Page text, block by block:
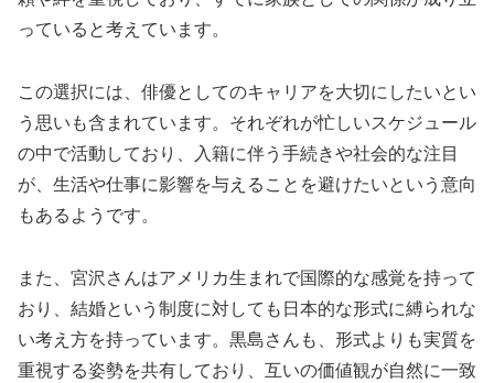
っていると考えています。
この選択には、俳優としてのキャリアを大切にしたいとい
う思いも含まれています。それぞれが忙しいスケジュール
の中で活動しており、入籍に伴う手続きや社会的な注目
が、生活や仕事に影響を与えることを避けたいという意向
もあるようです。
また、宮沢さんはアメリカ生まれで国際的な感覚を持って
おり、結婚という制度に対しても日本的な形式に縛られな
い考え方を持っています。黒島さんも、形式よりも実質を
重視する姿勢を共有しており、互いの価値観が自然に一致